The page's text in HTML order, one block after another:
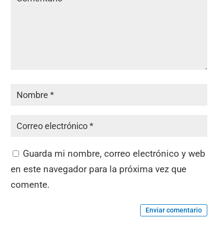
Guarda mi nombre, correo electrónico y web
en este navegador para la próxima vez que
comente.
Enviar comentario